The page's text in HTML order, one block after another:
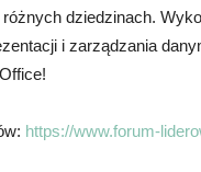
dziedzinach.
i zarządzania
https://www.forum-